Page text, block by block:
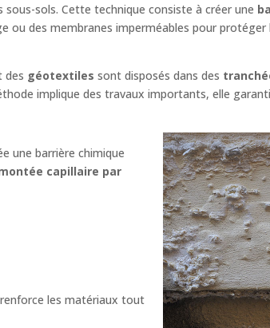
sols. Cette technique consiste à créer une
ou des membranes imperméables pour
des géotextiles sont disposés dans des
implique des travaux importants, elle
une barrière chimique
capillaire par
les matériaux tout